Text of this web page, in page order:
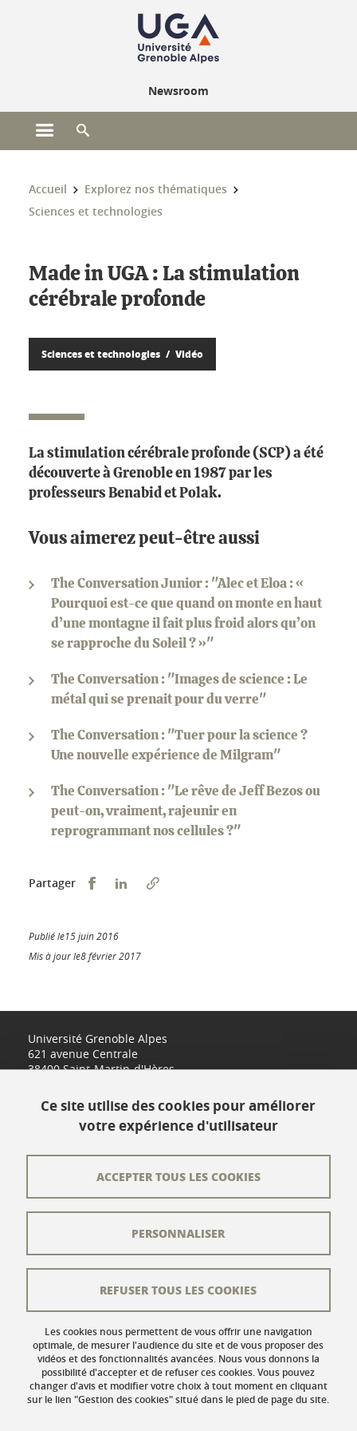
Newsroom
Ouvrir le menu principal
Vous êtes ici :
Accueil
Explorez nos thématiques
Sciences et technologies
Made in UGA : La stimulation
cérébrale profonde
Sciences et technologies Vidéo
La stimulation cérébrale profonde (SCP) a été
découverte à Grenoble en 1987 par les
professeurs Benabid et Polak.
Vous aimerez peut-être aussi
The Conversation Junior : "Alec et Eloa : «
Pourquoi est-ce que quand on monte en haut
d’une montagne il fait plus froid alors qu’on
se rapproche du Soleil ? »"
The Conversation : "Images de science : Le
métal qui se prenait pour du verre"
The Conversation : "Tuer pour la science ?
Une nouvelle expérience de Milgram"
The Conversation : "Le rêve de Jeff Bezos ou
peut-on, vraiment, rajeunir en
reprogrammant nos cellules ?"
Partager Partager sur Facebook
Partager sur LinkedIn
Publié le15 juin 2016
Mis à jour le8 février 2017
Université Grenoble Alpes
621 avenue Centrale
38400 Saint-Martin-d'Hères
L'équipe éditoriale
Crédits
Mentions légales
Données personnelles
Gestion des cookies
Accessibilité : non conforme
Ce site utilise des cookies pour améliorer
votre expérience d'utilisateur
Les cookies nous permettent de vous offrir une navigation
optimale, de mesurer l'audience du site et de vous proposer des
vidéos et des fonctionnalités avancées. Nous vous donnons la
possibilité d'accepter et de refuser ces cookies. Vous pouvez
changer d'avis et modifier votre choix à tout moment en cliquant
sur le lien "Gestion des cookies" situé dans le pied de page du site.
ACCEPTER TOUS LES COOKIES
REFUSER TOUS LES COOKIES
PERSONNALISER